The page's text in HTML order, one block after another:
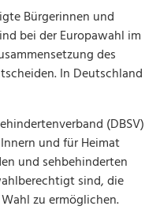
Bürgerinnen und
bei der Europawahl im
des
In Deutschland
(DBSV)
und für Heimat
und sehbehinderten
sind, die
zu ermöglichen.